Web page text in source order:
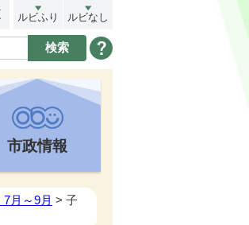
ルビふり ルビなし
市政情報
月～9月 > 子